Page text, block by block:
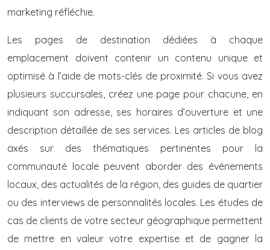
marketing réfléchie.
Les pages de destination dédiées à chaque
emplacement doivent contenir un contenu unique et
optimisé à l’aide de mots-clés de proximité. Si vous avez
plusieurs succursales, créez une page pour chacune, en
indiquant son adresse, ses horaires d’ouverture et une
description détaillée de ses services. Les articles de blog
axés sur des thématiques pertinentes pour la
communauté locale peuvent aborder des événements
locaux, des actualités de la région, des guides de quartier
ou des interviews de personnalités locales. Les études de
cas de clients de votre secteur géographique permettent
de mettre en valeur votre expertise et de gagner la